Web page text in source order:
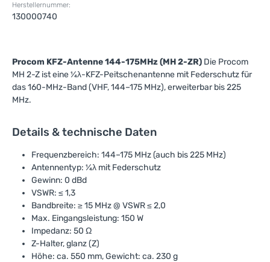
Herstellernummer:
130000740
Procom KFZ-Antenne 144-175MHz (MH 2-ZR) Die Procom
MH 2-Z ist eine ¼λ-KFZ-Peitschenantenne mit Federschutz für
das 160-MHz-Band (VHF, 144–175 MHz), erweiterbar bis 225
MHz.
Details & technische Daten
Frequenzbereich: 144–175 MHz (auch bis 225 MHz)
Antennentyp: ¼λ mit Federschutz
Gewinn: 0 dBd
VSWR: ≤ 1,3
Bandbreite: ≥ 15 MHz @ VSWR ≤ 2,0
Max. Eingangsleistung: 150 W
Impedanz: 50 Ω
Z-Halter, glanz (Z)
Höhe: ca. 550 mm, Gewicht: ca. 230 g